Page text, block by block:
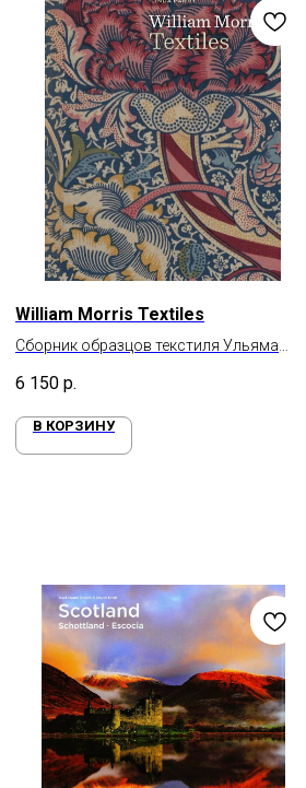
William Morris Textiles
Сборник образцов текстиля Ульяма
6 150 р.
В КОРЗИНУ